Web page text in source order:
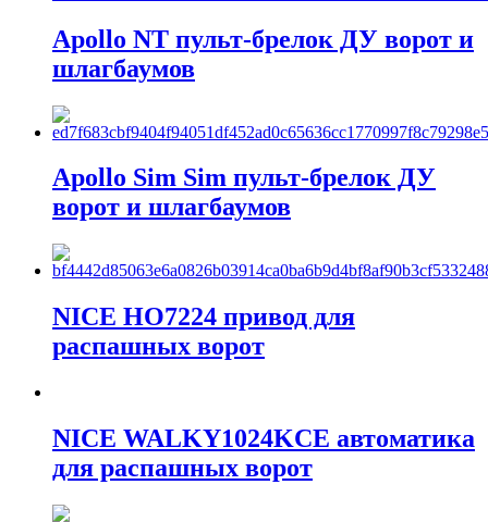
Apollo NT пульт-брелок ДУ ворот и
шлагбаумов
Apollo Sim Sim пульт-брелок ДУ
ворот и шлагбаумов
NICE HO7224 привод для
распашных ворот
NICE WALKY1024KCE автоматика
для распашных ворот